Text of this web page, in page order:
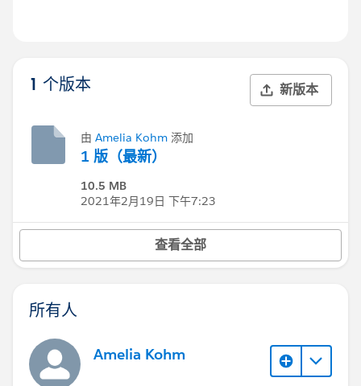
1 个版本 新版本
由 Amelia Kohm 添加
1 版（最新）
10.5 MB
2021年2月19日 下午7:23
查看全部
所有人
Amelia Kohm